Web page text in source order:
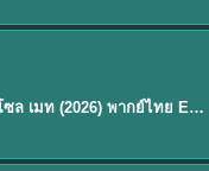
EP.8ดูซีรี่ย์ Soul Mate โซล เมท (2026) พากย์ไทย EP.1-8 (จบ)